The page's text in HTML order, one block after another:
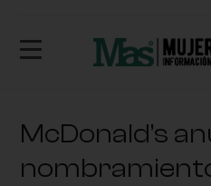
McDonald’s